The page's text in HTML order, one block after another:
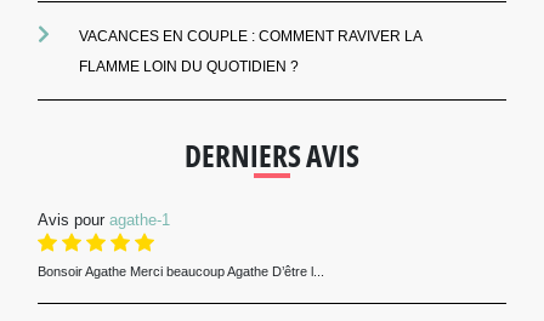
VACANCES EN COUPLE : COMMENT RAVIVER LA
FLAMME LOIN DU QUOTIDIEN ?
DERNIERS AVIS
Avis pour agathe-1
Bonsoir Agathe Merci beaucoup Agathe D’être l...